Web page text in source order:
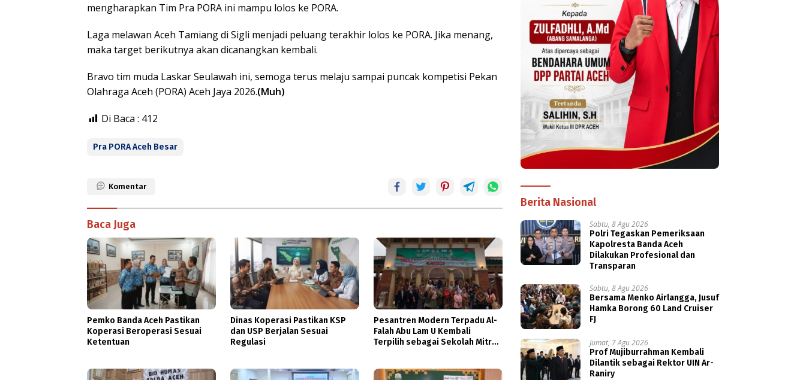
mengharapkan Tim Pra PORA ini mampu lolos ke PORA.
Laga melawan Aceh Tamiang di Sigli menjadi peluang terakhir lolos ke PORA. Jika menang,
maka target berikutnya akan dicanangkan kembali.
Bravo tim muda Laskar Seulawah ini, semoga terus melaju sampai puncak kompetisi Pekan
Olahraga Aceh (PORA) Aceh Jaya 2026.(Muh)
Di Baca : 412
Pra PORA Aceh Besar
Komentar
Baca Juga
Pemko Banda Aceh Pastikan
Koperasi Beroperasi Sesuai
Ketentuan
Dinas Koperasi Pastikan KSP
dan USP Berjalan Sesuai
Regulasi
Pesantren Modern Terpadu Al-
Falah Abu Lam U Kembali
Terpilih sebagai Sekolah Mitra
Berita Nasional
Sabtu, 8 Agu 2026
Polri Tegaskan Pemeriksaan
Kapolresta Banda Aceh
Dilakukan Profesional dan
Transparan
Sabtu, 8 Agu 2026
Bersama Menko Airlangga, Jusuf
Hamka Borong 60 Land Cruiser
FJ
Jumat, 7 Agu 2026
Prof Mujiburrahman Kembali
Dilantik sebagai Rektor UIN Ar-
Raniry